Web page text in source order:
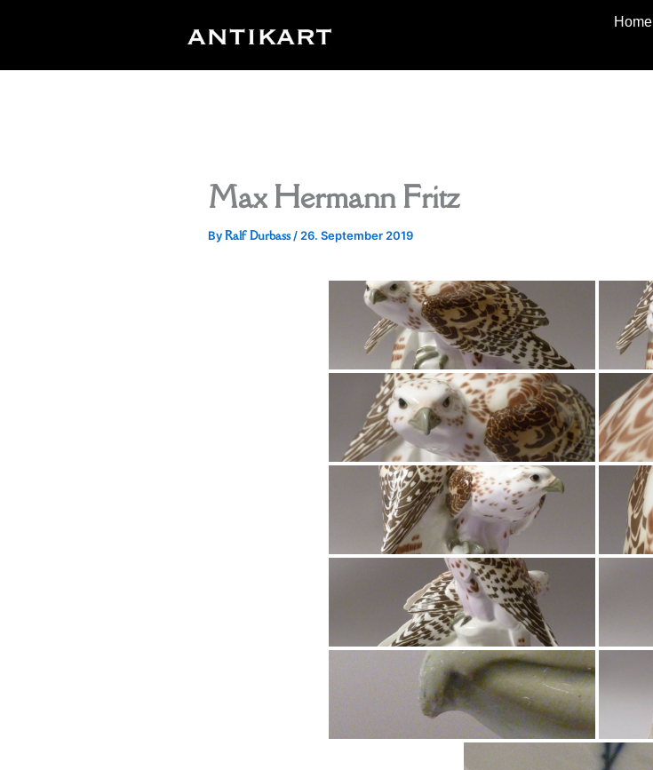
Home
Max Hermann Fritz
ByRalf Durbass / 26. September 2019